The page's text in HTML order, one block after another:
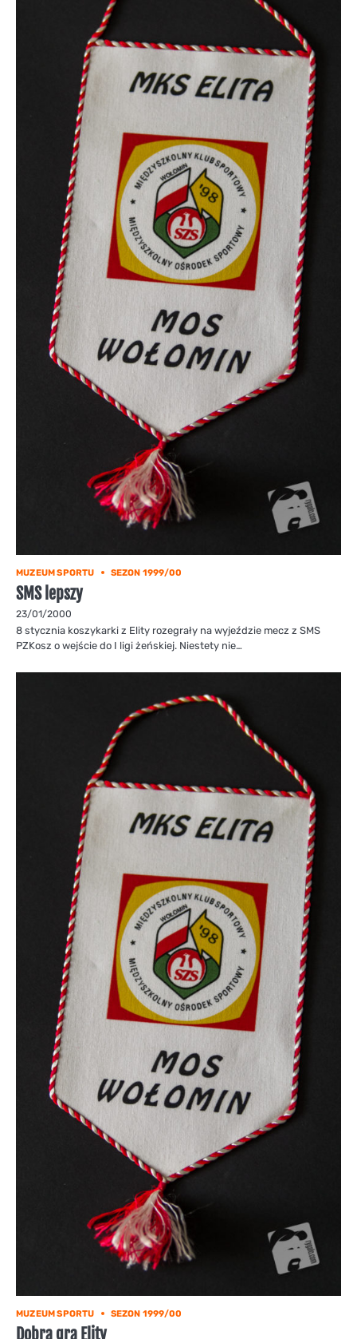
MUZEUM SPORTU SEZON 1999/00
SMS lepszy
23/01/2000
8 stycznia koszykarki z Elity rozegrały na wyjeździe mecz z SMS
PZKosz o wejście do I ligi żeńskiej. Niestety nie…
MUZEUM SPORTU SEZON 1999/00
Dobra gra Elity